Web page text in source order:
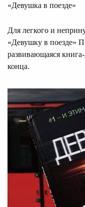
«Девушка в поезде»
Для легкого и
«Девушку в поезде»
развивающаяся книга-
конца.